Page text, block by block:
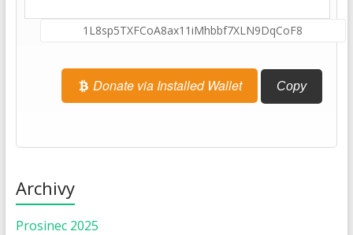
Donate via Installed Wallet Copy
Archivy
Prosinec 2025